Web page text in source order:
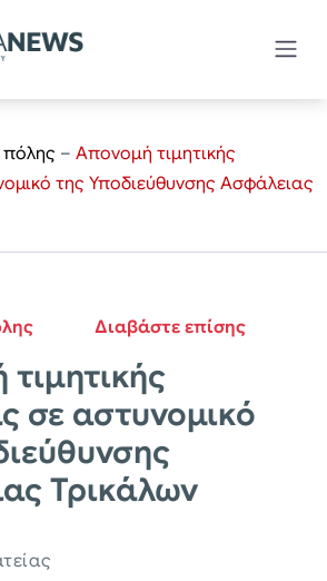
πόλης – Απονομή τιμητικής
της Υποδιεύθυνσης Ασφάλειας
Διαβάστε επίσης
σε αστυνομικό
Τρικάλων